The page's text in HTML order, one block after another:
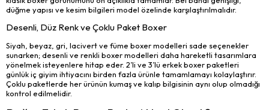
düğme yapısı ve kesim bilgileri model özelinde karşılaştırılmalıdır.
Desenli, Düz Renk ve Çoklu Paket Boxer
Siyah, beyaz, gri, lacivert ve füme boxer modelleri sade seçenekler
sunarken; desenli ve renkli boxer modelleri daha hareketli tasarımlara
yönelmek isteyenlere hitap eder. 2’li ve 3’lü erkek boxer paketleri
günlük iç giyim ihtiyacını birden fazla ürünle tamamlamayı kolaylaştırır.
Çoklu paketlerde her ürünün kumaş ve kalıp bilgisinin aynı olup olmadığı
kontrol edilmelidir.